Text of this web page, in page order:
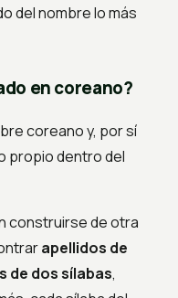
del nombre lo más
en coreano?
coreano y, por sí
propio dentro del
construirse de otra
apellidos de
de dos sílabas,